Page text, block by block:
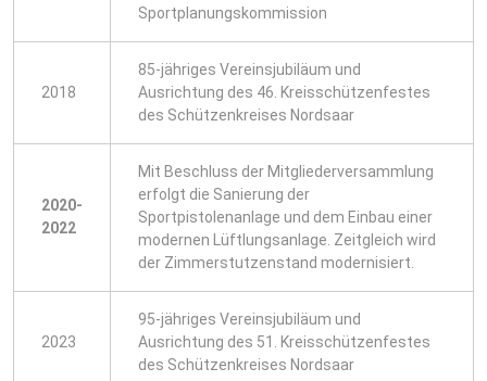
Sportplanungskommission
2018
85-jähriges Vereinsjubiläum und
Ausrichtung des 46. Kreisschützenfestes
des Schützenkreises Nordsaar
2020-
2022
Mit Beschluss der Mitgliederversammlung
erfolgt die Sanierung der
Sportpistolenanlage und dem Einbau einer
modernen Lüftlungsanlage. Zeitgleich wird
der Zimmerstutzenstand modernisiert.
2023
95-jähriges Vereinsjubiläum und
Ausrichtung des 51. Kreisschützenfestes
des Schützenkreises Nordsaar